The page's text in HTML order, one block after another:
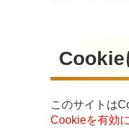
Cookie
このサイトは
Cookieを有効